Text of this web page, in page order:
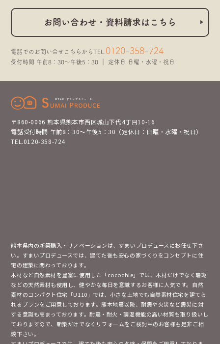
お問い合わせ・資料請求はこちら
電話でのお問い合せこちらからTEL. 0120-358-724
受付時間 午前8：30～午後5：30 ｜ 定休日 日曜・水曜・祝日
〒860-0066 熊本県熊本市西区城山下代4丁目10-16
電話受付時間 午前8：30～午後5：30（定休日：日曜・水曜・祝日）
TEL.0120-358-724
熊本県内の新築購入・リノベーションは、すまいプロデュースにお任せ下さ
い。すまいプロデュースでは、建てた後も安心の家づくりをコンセプトに住
宅の建築に関わっております。
木材など自然素材を豊富に使用した「cocochie」では、木材だけでなく珊瑚
などの天然素材も使用し、健やかな毎日を意識するお客様に人気です。自然
素材のコンパクト住宅「U110」では、小さな土地でも自然素材住宅を建てら
れるプランをご用意しております。熊本地震以降、耐震や火災など震災に対
する意識も高まっております。耐震・耐火・調湿機能の高い材質も取り扱いし
ておりますので、新築だけでなくリフォームをご検討中のお客様も是非ご相
談下さい。